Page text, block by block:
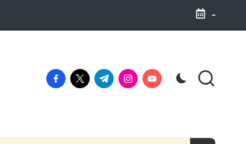
-
facebook.com
twitter.com
t.me instagram.com
youtube.com